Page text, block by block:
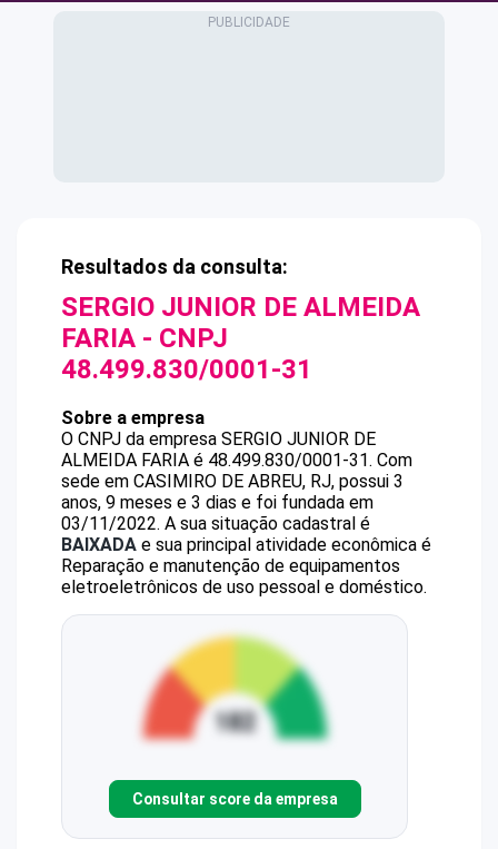
Resultados da consulta:
SERGIO JUNIOR DE ALMEIDA
FARIA - CNPJ
48.499.830/0001-31
Sobre a empresa
O CNPJ da empresa SERGIO JUNIOR DE
ALMEIDA FARIA é 48.499.830/0001-31. Com
sede em CASIMIRO DE ABREU, RJ, possui 3
anos, 9 meses e 3 dias e foi fundada em
03/11/2022. A sua situação cadastral é
BAIXADA e sua principal atividade econômica é
Reparação e manutenção de equipamentos
eletroeletrônicos de uso pessoal e doméstico.
Consultar score da empresa